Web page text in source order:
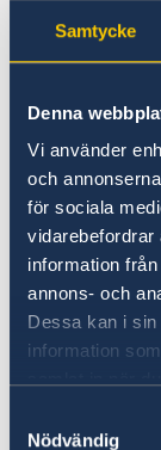
Samtycke
Denna
Vi använder
och
för sociala
vidarebefordrar
information
annons- och
Dessa kan i
information
Nödvändig
+374
Ministry
dial
Take
spread
and
and